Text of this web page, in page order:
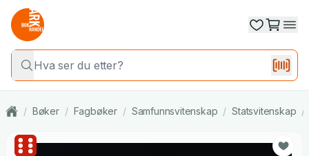
/ Bøker / Fagbøker / Samfunnsvitenskap / Statsvitenskap /